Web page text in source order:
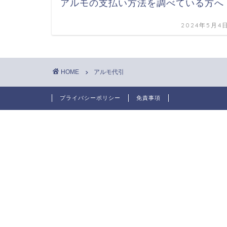
アルモの支払い方法を調べている方へ
2024年5月4
HOME アルモ代引
プライバシーポリシー 免責事項